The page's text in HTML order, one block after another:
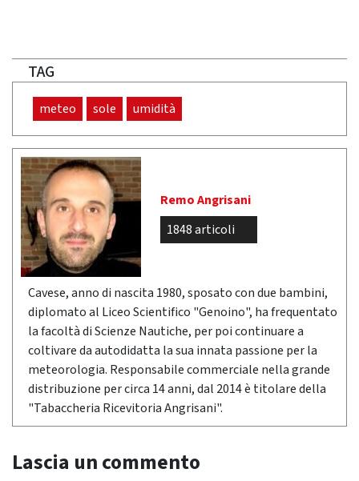
TAG
meteo sole umidità
Remo Angrisani
1848 articoli
Cavese, anno di nascita 1980, sposato con due bambini,
diplomato al Liceo Scientifico "Genoino", ha frequentato
la facoltà di Scienze Nautiche, per poi continuare a
coltivare da autodidatta la sua innata passione per la
meteorologia. Responsabile commerciale nella grande
distribuzione per circa 14 anni, dal 2014 è titolare della
"Tabaccheria Ricevitoria Angrisani".
Lascia un commento